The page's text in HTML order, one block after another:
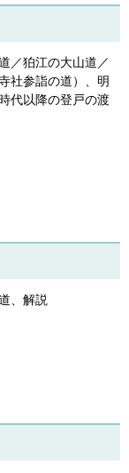
／狛江の大山道／
社参詣の道）、明
代以降の登戸の渡
、解説